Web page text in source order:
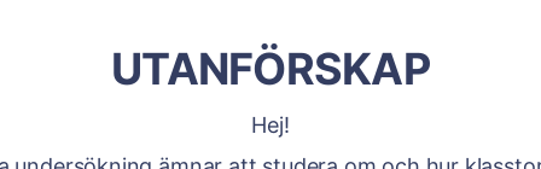
UTANFÖRSKAP
Hej!